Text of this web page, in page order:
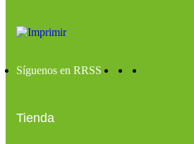
Síguenos en RRSS
Tienda